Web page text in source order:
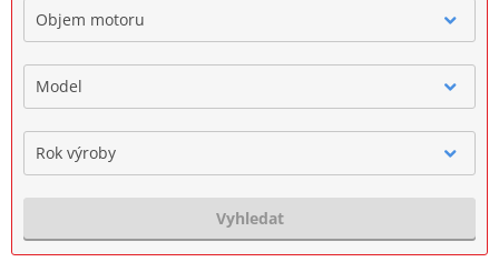
Objem motoru
Model
Rok výroby
Vyhledat